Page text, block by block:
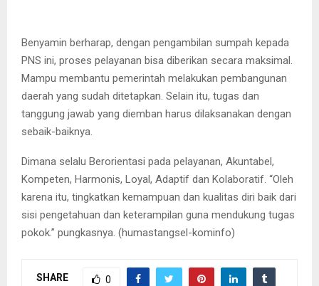
Benyamin berharap, dengan pengambilan sumpah kepada
PNS ini, proses pelayanan bisa diberikan secara maksimal.
Mampu membantu pemerintah melakukan pembangunan
daerah yang sudah ditetapkan. Selain itu, tugas dan
tanggung jawab yang diemban harus dilaksanakan dengan
sebaik-baiknya.
Dimana selalu Berorientasi pada pelayanan, Akuntabel,
Kompeten, Harmonis, Loyal, Adaptif dan Kolaboratif. “Oleh
karena itu, tingkatkan kemampuan dan kualitas diri baik dari
sisi pengetahuan dan keterampilan guna mendukung tugas
pokok.” pungkasnya. (humastangsel-kominfo)
SHARE 0